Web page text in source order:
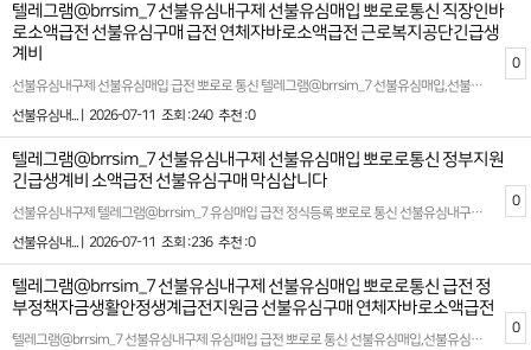
텔레그램@brrsim_7 선불유심내구제 선불유심매입 뽀로로통신 직장인바
로소액급전 선불유심구매 급전 연체자바로소액급전 근로복지공단긴급생
계비
선불유심내구제 선불유심매입 급전 뽀로로 통신 텔레그램@brrsim_7 선불유심매입,선불유심구매,갑작스러운 급전,소액급전ˏ가개통،폰테크،내구제¸폰내구제‚유심내구제ˎ핸드폰내구제ˏ대출ˏ소액대출ˎ무직자대출ˏ선불유심,병원비,공과금,월세,생활비 등 긴급한 상황에서 빠르고 안전하게 생계자금을 확보할수 있습니다 고객 한분 한분의 상황을 이해하고 신용이나 작업 유무와 상관없이 모두가 이용할수 있는 맞춤형 내구제 서비스를 제공합니다! 급하게 필요한 자금 이제 혼자 고민하지마세요! 뽀로로 통신 선불유심내구제가 신속하고 안전한 방법으로 여러분의 생활에 도움을 드리겠습니다 바로 소액 현금화 생계자금 지원이 필요하다면 뽀로로 통신과 함께하세요 무직자,대학생,회생자,신불자들도 부담없이 신청할수 있으며 투명하고 정직한 절차로 믿을수 있는 업체입니다 확실한 파트너와 함께하세요 시간 낭비와 신용 하락을 막는 가장 좋은 방법은 처음부터 제대로 된 전문가를 만나는 것입니다 텔레그램@brrsim_7 고객님의 상황을 최우선으로 고려하여 최적의 결과를 만들어 드립니다 홈페이지: https://brrsim77.isweb.co.kr 홈페이지: https://litt.ly/brrsim7
선불유심내... |
2026-07-11 조회 :240 추천 :0
0
텔레그램@brrsim_7 선불유심내구제 선불유심매입 뽀로로통신 정부지원
긴급생계비 소액급전 선불유심구매 막심삽니다
선불유심내구제 텔레그램@brrsim_7 유심매입 급전 정식등록 뽀로로 통신 선불유심내구제 선불유심구매,선불유심매입 업체 대출단기 연체 선불유심내구제 20만원 ,핸드폰 바로소액 대출 2026년 바로소액급전 대출 소액급전ˏ가개통،폰테크،내구제¸폰내구제‚유심내구제ˎ핸드폰내구제ˏ대출ˏ소액대출ˎ무직자대출ˏ선불유심. 뽀로로 통신은 선불유심 매입 및 선불유심현금화를 전문으로 하는 정식 통신 마케팅업체입니다 뽀로로 통신은 선불유심 내구제와 소액대출 서비스를 전문으로 제공하는 저희 플랫폼은 고객님들의 긴급한 자금 문제를 빠르고 효율적으로 해결할수 있도록 최선을 다하고 있습니다 바로 소액급전을 안전하게 받아 볼수 있는 안심 선불유심 내구제 전문기업니다 특히 모바일 통해 바로 처리 가능한 소액 대출과 관련된 다양한 솔루션을 제안하며 최대 회선을 활용한 내구제 서비스도 함께 운영하고 있습니다 확실한 파트너와 함께하세요 시간 낭비와 신용 하락을 막는 가장 좋은 방법은 처음부터 제대로 된 전문가를 만나는 것입니다 홈페이지: https://brrsim77.isweb.co.kr 홈페이지: https://litt.ly/brrsim7
선불유심내... |
2026-07-11 조회 :236 추천 :0
0
텔레그램@brrsim_7 선불유심내구제 선불유심매입 뽀로로통신 급전 정
부정책자금생활안정생계급전지원금 선불유심구매 연체자바로소액급전
텔레그램@brrsim_7 선불유심내구제 유심매입 급전 뽀로로 통신 선불유심매입,선불유심구매 2026년 트렌드와 법적 기준에 맞춘 안전하고 신뢰도 높은 서비스를 기반으로 고객님들이 안심하고 이용할수 있도록 투명한 프로세스를 제공합니다 뽀로로 통신 서비스는 예기치 못한 재정적 필요를 충족시키기 위해 설계되었습니다 이를 통해 고객님들은 긴급 상황에서도 재정적인 안정감을 되찾을수 있으며 신속하고 원활한 대출 과정을 경험할수 있습니다 저희는 고객 만족을 최우선 과제로 삼고 한사람 한사람 상황에 맞는 맞춤형 솔루션을 제공합니다 기존의 복잡한 대출 시스템에서 벗어나 누구나 쉽게 빠르게 필요한 자금을 조달받을수 있습니다 모바일 기반의 서비스는 시간적 제약없이 언제 어디서나 간편하게 이용할수 있어 많은 고객님들께 호평을 받고 있습니다 뽀로로 통신의 서비스를 통해 보다 편리하고 안정적인 재정 계획을 수립해 보시길바랍니다 선불 유심과 관련된 다양한 금융 서비스를 제공하는 뽀로로 통신은 대학생 및 급전이 필요한 분들에게 빠른 소액대출 옵션을 제안합니다 시간을 절약하고 간편하게 자금을 마련할수 있는 선불유심내구제를 통해 부담없이 활용할수 있는 방법이 제공됩니다 또한 모든 과정은 법적 가이드라인을 준수하며 진행되므로 신뢰를 더욱 강화합니다 확실한 파트너와 함께하세요 시간 낭비와 신용 하락을 막는 가장 좋은 방법은 처음부터 제대로 된 전문가를 만나는 것입니다 홈페이지: https://brrsim77.isweb.co.kr 홈페이지: https://litt.ly/brrsim7
0